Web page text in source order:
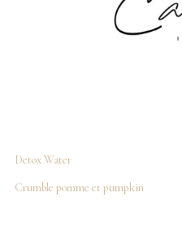
Detox Water
Crumble pomme et pumpkin